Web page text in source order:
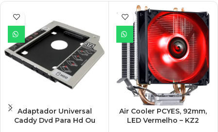
garante maior proteção e alta
dissipação de calor. É compatível
com HDs de até 4TB, possui
entrada USB 3.0 e conexão SATA
3.5".
Adaptador Universal
Caddy Dvd Para Hd Ou
ESGO
TADO
Air Cooler PCYES, 92mm,
LED Vermelho – KZ2